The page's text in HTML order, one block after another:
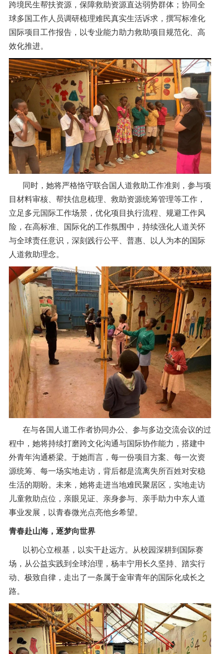
跨境民生帮扶资源，保障救助资源直达弱势群体；协同全
球多国工作人员调研梳理难民真实生活诉求，撰写标准化
国际项目工作报告，以专业能力助力救助项目规范化、高
效化推进。
同时，她将严格恪守联合国人道救助工作准则，参与项
目材料审核、帮扶信息梳理、救助资源统筹管理等工作，
立足多元国际工作场景，优化项目执行流程、规避工作风
险，在高标准、国际化的工作氛围中，持续强化人道关怀
与全球责任意识，深刻践行公平、普惠、以人为本的国际
人道救助理念。
在与各国人道工作者协同办公、参与多边交流会议的过
程中，她将持续打磨跨文化沟通与国际协作能力，搭建中
外青年沟通桥梁。于她而言，每一份项目方案、每一次资
源统筹、每一场实地走访，背后都是流离失所百姓对安稳
生活的期盼。未来，她将走进当地难民聚居区，实地走访
儿童救助点位，亲眼见证、亲身参与、亲手助力中东人道
事业发展，以青春微光点亮他乡希望。
青春赴山海，逐梦向世界
以初心立根基，以实干赴远方。从校园深耕到国际赛
场，从公益实践到全球治理，杨丰宁用长久坚持、踏实行
动、极致自律，走出了一条属于金审青年的国际化成长之
路。